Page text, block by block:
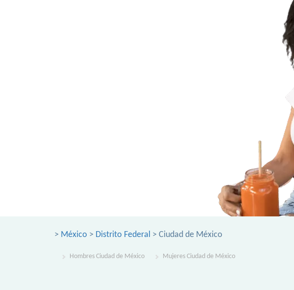
> México > Distrito Federal > Ciudad de México
Hombres Ciudad de México Mujeres Ciudad de México